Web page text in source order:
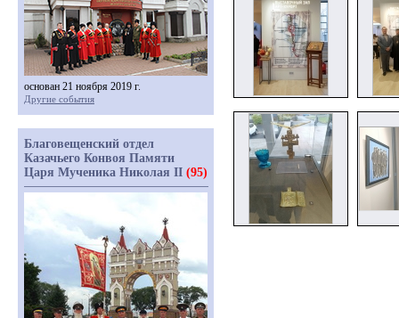
основан 21 ноября 2019 г.
Другие события
Благовещенский отдел
Казачьего Конвоя Памяти
Царя Мученика Николая II (95)